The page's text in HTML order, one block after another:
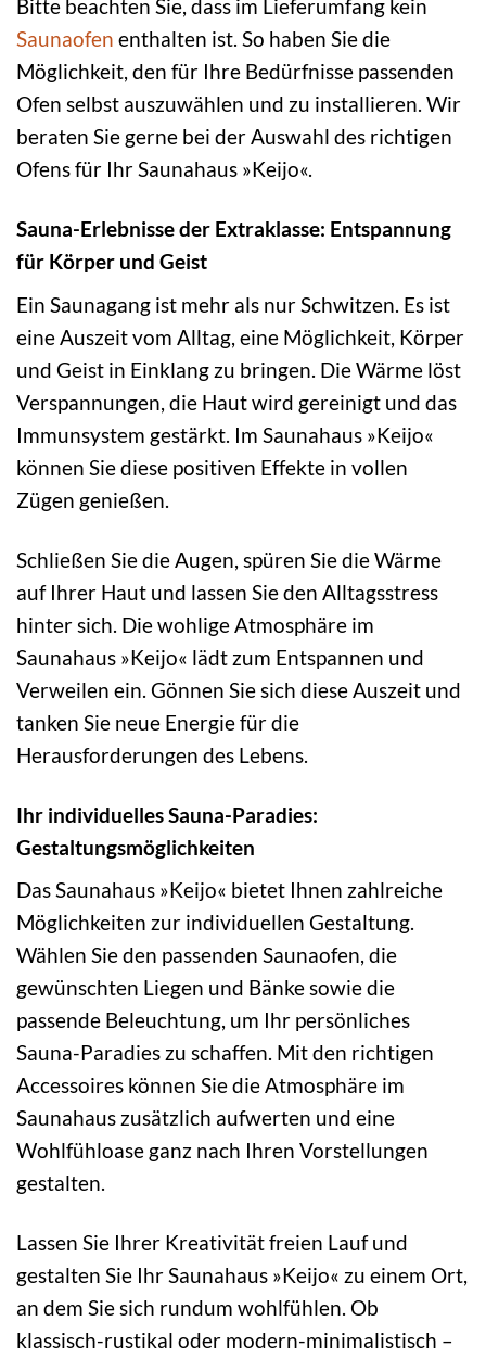
Bitte beachten Sie, dass im Lieferumfang kein
Saunaofen enthalten ist. So haben Sie die
Möglichkeit, den für Ihre Bedürfnisse passenden
Ofen selbst auszuwählen und zu installieren. Wir
beraten Sie gerne bei der Auswahl des richtigen
Ofens für Ihr Saunahaus »Keijo«.
Sauna-Erlebnisse der Extraklasse: Entspannung
für Körper und Geist
Ein Saunagang ist mehr als nur Schwitzen. Es ist
eine Auszeit vom Alltag, eine Möglichkeit, Körper
und Geist in Einklang zu bringen. Die Wärme löst
Verspannungen, die Haut wird gereinigt und das
Immunsystem gestärkt. Im Saunahaus »Keijo«
können Sie diese positiven Effekte in vollen
Zügen genießen.
Schließen Sie die Augen, spüren Sie die Wärme
auf Ihrer Haut und lassen Sie den Alltagsstress
hinter sich. Die wohlige Atmosphäre im
Saunahaus »Keijo« lädt zum Entspannen und
Verweilen ein. Gönnen Sie sich diese Auszeit und
tanken Sie neue Energie für die
Herausforderungen des Lebens.
Ihr individuelles Sauna-Paradies:
Gestaltungsmöglichkeiten
Das Saunahaus »Keijo« bietet Ihnen zahlreiche
Möglichkeiten zur individuellen Gestaltung.
Wählen Sie den passenden Saunaofen, die
gewünschten Liegen und Bänke sowie die
passende Beleuchtung, um Ihr persönliches
Sauna-Paradies zu schaffen. Mit den richtigen
Accessoires können Sie die Atmosphäre im
Saunahaus zusätzlich aufwerten und eine
Wohlfühloase ganz nach Ihren Vorstellungen
gestalten.
Lassen Sie Ihrer Kreativität freien Lauf und
gestalten Sie Ihr Saunahaus »Keijo« zu einem Ort,
an dem Sie sich rundum wohlfühlen. Ob
klassisch-rustikal oder modern-minimalistisch –